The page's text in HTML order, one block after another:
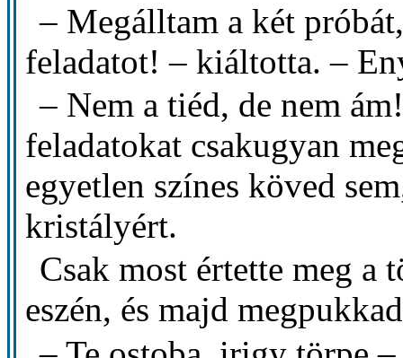
– Megálltam a két
feladatot! – kiáltotta. –
– Nem a tiéd, de nem
feladatokat csakugyan
egyetlen színes köved
kristályért.
Csak most értette meg
eszén, és majd